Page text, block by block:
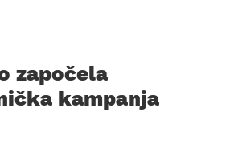
započela
kampanja